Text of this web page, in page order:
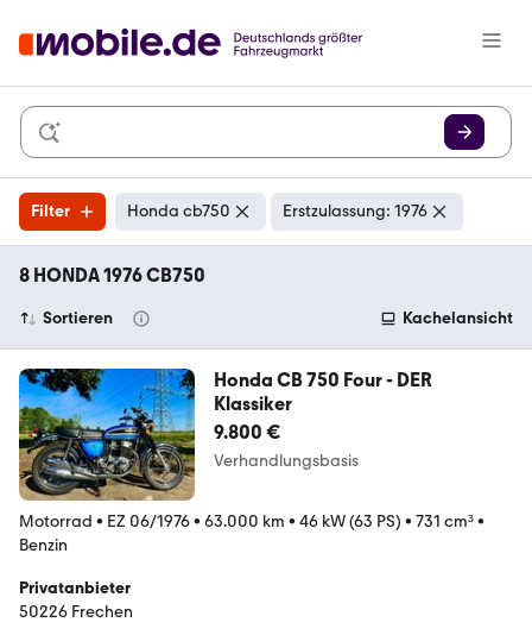
Filter Honda cb750 Erstzulassung: 1976
8 HONDA 1976 CB750
Sortieren Kachelansicht
Honda CB 750 Four - DER
Klassiker
9.800 €
Verhandlungsbasis
Motorrad • EZ 06/1976• 63.000 km • 46 kW (63 PS) • 731 cm³•
Benzin
Privatanbieter
50226 Frechen